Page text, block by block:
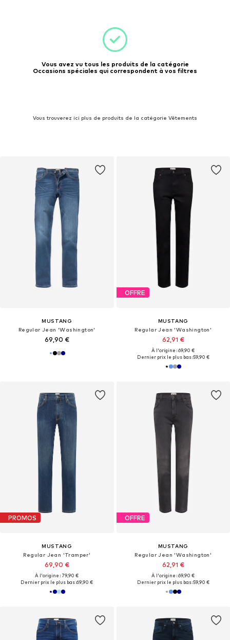
Vous avez vu tous les produits de la catégorie
Occasions spéciales qui correspondent à vos filtres
Vous trouverez ici plus de produits de la catégorie Vêtements
MUSTANG
Regular Jean 'Washington'
69,90 €
OFFRE
MUSTANG
Regular Jean 'Washington'
62,91 €
À l'origine : 69,90 €
Dernier prix le plus bas :59,90 €
PROMOS
MUSTANG
Regular Jean 'Tramper'
69,90 €
À l'origine : 79,90 €
Dernier prix le plus bas :69,90 €
OFFRE
MUSTANG
Regular Jean 'Washington'
62,91 €
À l'origine : 69,90 €
Dernier prix le plus bas :59,90 €